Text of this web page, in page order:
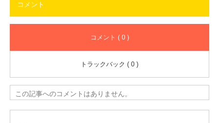
コメント
コメント ( 0 )
トラックバック ( 0 )
この記事へのコメントはありません。